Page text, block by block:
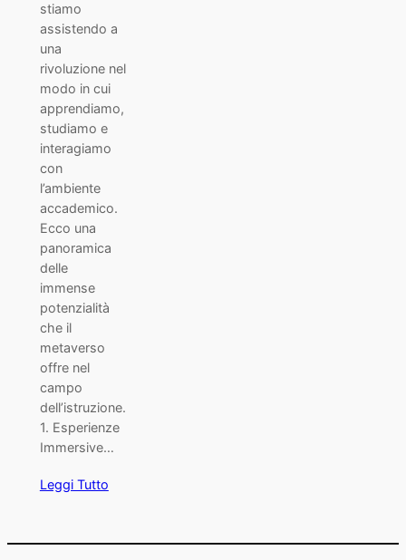
stiamo
assistendo a
una
rivoluzione nel
modo in cui
apprendiamo,
studiamo e
interagiamo
con
l’ambiente
accademico.
Ecco una
panoramica
delle
immense
potenzialità
che il
metaverso
offre nel
campo
dell’istruzione.
1. Esperienze
Immersive…
Leggi Tutto